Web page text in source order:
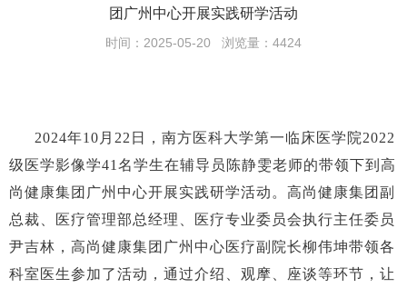
团广州中心开展实践研学活动
时间：2025-05-20 浏览量：4424
2024年10月22日，南方医科大学第一临床医学院2022
级医学影像学41名学生在辅导员陈静雯老师的带领下到高
尚健康集团广州中心开展实践研学活动。高尚健康集团副
总裁、医疗管理部总经理、医疗专业委员会执行主任委员
尹吉林，高尚健康集团广州中心医疗副院长柳伟坤带领各
科室医生参加了活动，通过介绍、观摩、座谈等环节，让